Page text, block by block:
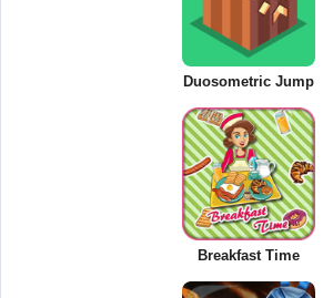
Duosometric Jump
Breakfast Time